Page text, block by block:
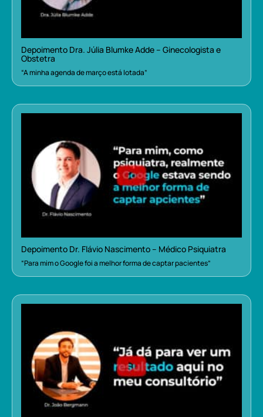
Depoimento Dra. Júlia Blumke Adde – Ginecologista e
Obstetra
“A minha agenda de março está lotada”
Depoimento Dr. Flávio Nascimento – Médico Psiquiatra
“Para mim o Google foi a melhor forma de captar pacientes”